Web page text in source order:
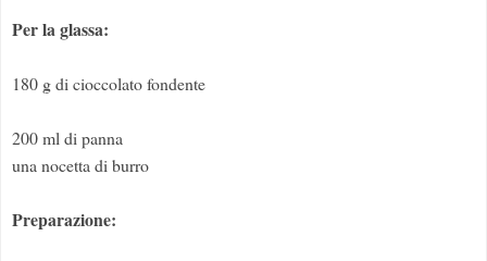
Per la glassa:
180 g di cioccolato fondente
200 ml di panna
una nocetta di burro
Preparazione: